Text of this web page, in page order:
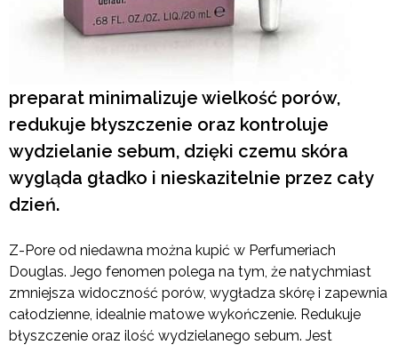
preparat minimalizuje wielkość porów,
redukuje błyszczenie oraz kontroluje
wydzielanie sebum, dzięki czemu skóra
wygląda gładko i nieskazitelnie przez cały
dzień.
Z-Pore od niedawna można kupić w Perfumeriach
Douglas. Jego fenomen polega na tym, że natychmiast
zmniejsza widoczność porów, wygładza skórę i zapewnia
całodzienne, idealnie matowe wykończenie. Redukuje
błyszczenie oraz ilość wydzielanego sebum. Jest